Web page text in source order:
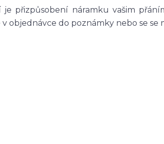
je přizpůsobení náramku vašim
objednávce do poznámky nebo se se